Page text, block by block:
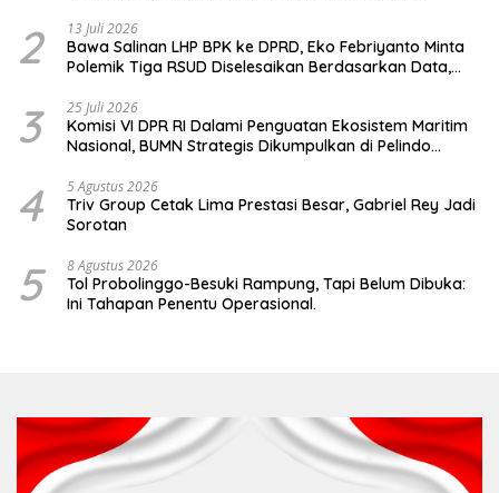
2 13 Juli 2026
Bawa Salinan LHP BPK ke DPRD, Eko Febriyanto Minta
Polemik Tiga RSUD Diselesaikan Berdasarkan Data,
3 25 Juli 2026
Komisi VI DPR RI Dalami Penguatan Ekosistem Maritim
Nasional, BUMN Strategis Dikumpulkan di Pelindo
4 5 Agustus 2026
Triv Group Cetak Lima Prestasi Besar, Gabriel Rey Jadi
Sorotan
5 8 Agustus 2026
Tol Probolinggo-Besuki Rampung, Tapi Belum Dibuka:
Ini Tahapan Penentu Operasional.